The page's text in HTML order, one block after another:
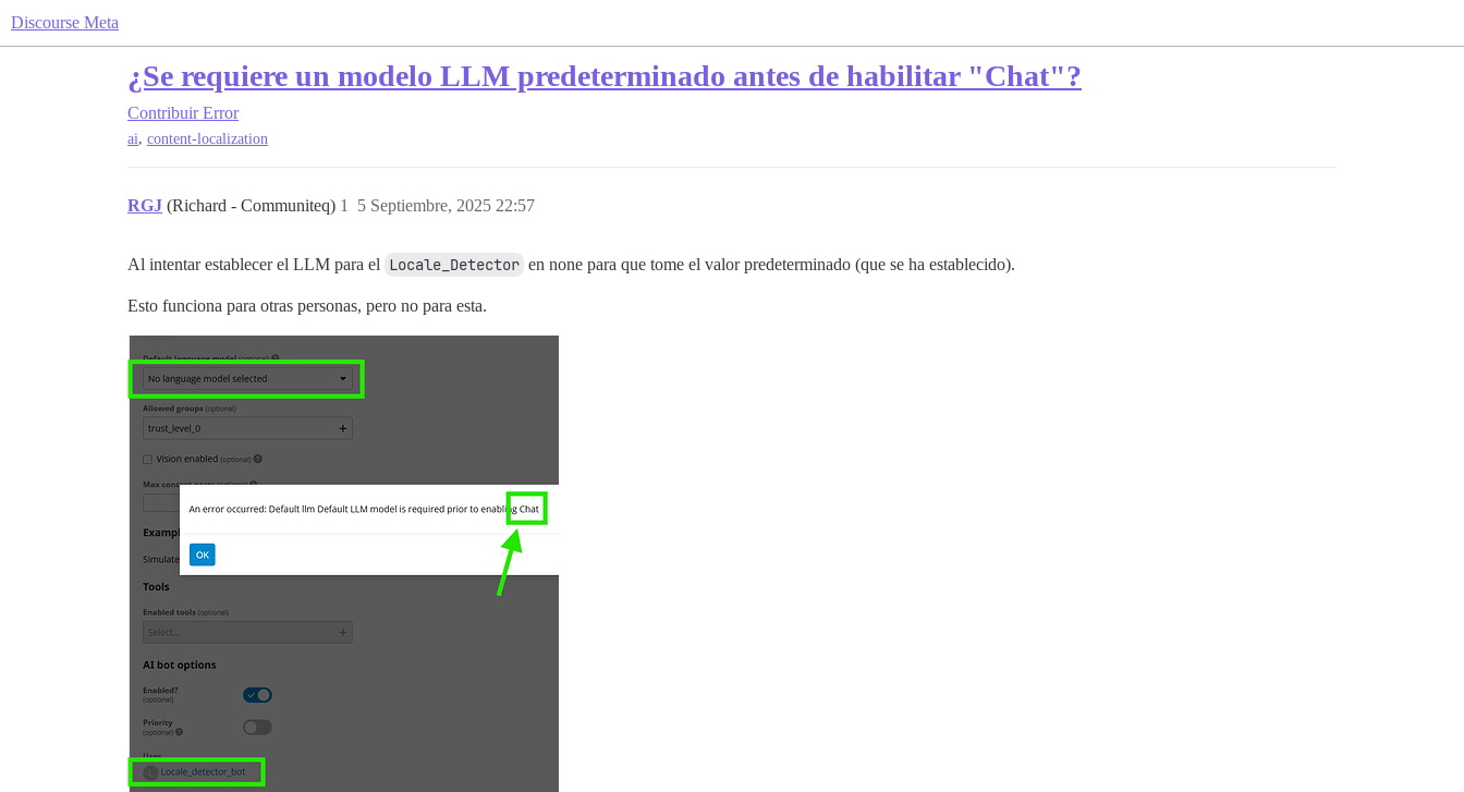
Discourse Meta
¿Se requiere un modelo LLM predeterminado antes de habilitar "Chat"?
Contribuir Error
ai, content-localization
RGJ (Richard - Communiteq) 5 Septiembre, 2025 22:57
1
Al intentar establecer el LLM para el Locale_Detector en none para que tome el valor predeterminado (que se ha establecido).
Esto funciona para otras personas, pero no para esta.